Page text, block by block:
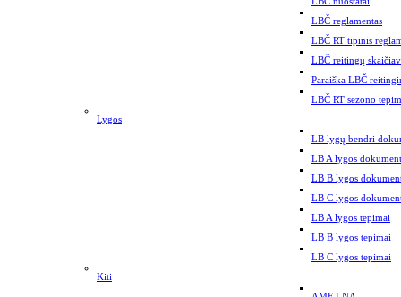
LBČ reglamentas
LBČ RT tipinis
LBČ reitingų
Paraiška LBČ
LBČ RT sezono
Lygos
LB lygų bendri
LB A lygos
LB B lygos
LB C lygos
LB A lygos tepimai
LB B lygos tepimai
LB C lygos tepimai
Kiti